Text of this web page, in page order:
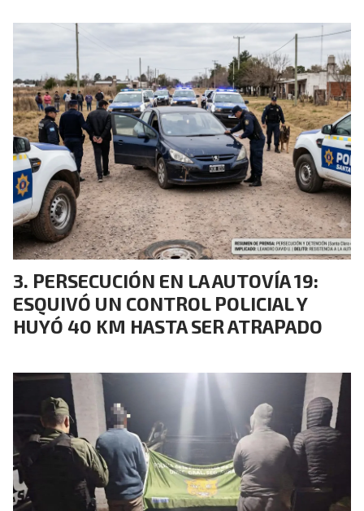
PERSECUCIÓN EN LA AUTOVÍA 19:
ESQUIVÓ UN CONTROL POLICIAL Y
HUYÓ 40 KM HASTA SER ATRAPADO